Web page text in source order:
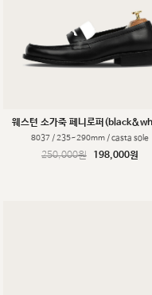
웨스턴 소가죽 페니로퍼
8037 / 235~290mm / casta sole
250,000원 198,000원